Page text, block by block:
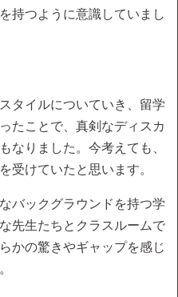
持つように意識していまし
タイルについていき、留学
たことで、真剣なディスカ
なりました。今考えても、
受けていたと思います。
バックグラウンドを持つ学
先生たちとクラスルームで
かの驚きやギャップを感じ